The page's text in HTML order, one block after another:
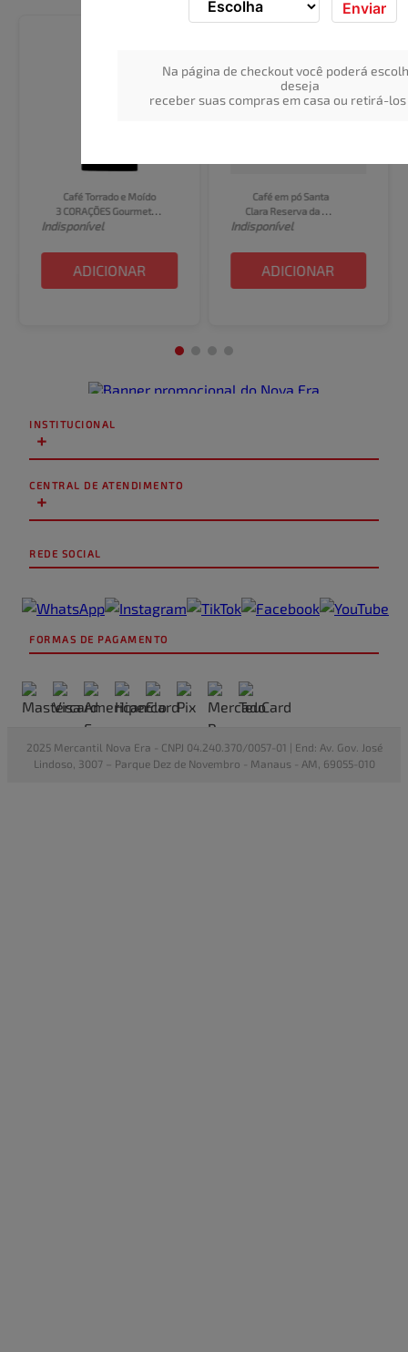
Enviar
Na página de checkout você poderá
deseja
receber suas compras em casa ou retirá-
Café Torrado e Moído
3 CORAÇÕES Gourmet
Dark Roast 250g
Indisponível
ADICIONAR
Café em pó Santa
Clara Reserva da
Familia Cerrado Mineiro
Indisponível
ADICIONAR
INSTITUCIONAL
+
CENTRAL DE ATENDIMENTO
+
REDE SOCIAL
FORMAS DE PAGAMENTO
2025 Mercantil Nova Era - CNPJ 04.240.370/0057-01 | End: Av. Gov. José
Lindoso, 3007 – Parque Dez de Novembro - Manaus - AM, 69055-010